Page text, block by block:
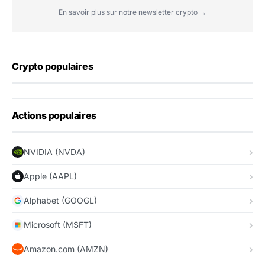
En savoir plus sur notre newsletter crypto →
Crypto populaires
Actions populaires
NVIDIA (NVDA)
Apple (AAPL)
Alphabet (GOOGL)
Microsoft (MSFT)
Amazon.com (AMZN)